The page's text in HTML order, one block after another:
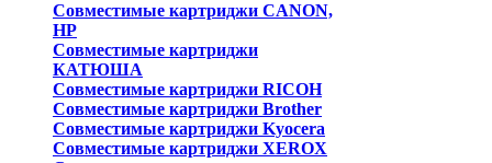
Совместимые картриджи CANON,
HP
Совместимые картриджи
КАТЮША
Совместимые картриджи RICOH
Совместимые картриджи Brother
Совместимые картриджи Kyocera
Совместимые картриджи XEROX